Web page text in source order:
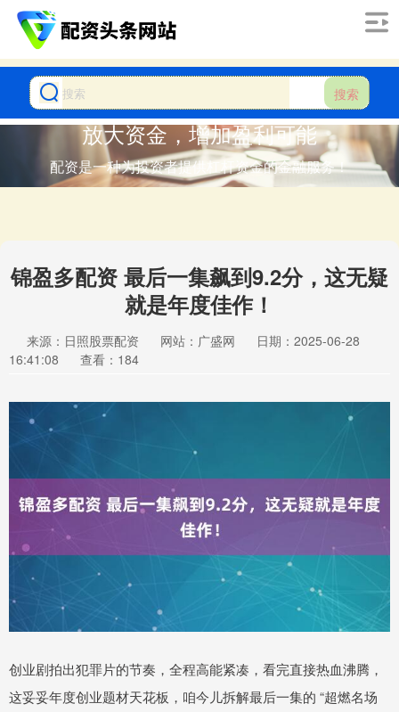
搜索
放大资金，增加盈利可能
配资是一种为投资者提供杠杆资金的金融服务！
锦盈多配资 最后一集飙到9.2分，这无疑
就是年度佳作！
来源：日照股票配资 网站：广盛网
日期：2025-06-28
16:41:08
查看：184
创业剧拍出犯罪片的节奏，全程高能紧凑，看完直接热血沸腾，
这妥妥年度创业题材天花板，咱今儿拆解最后一集的 “超燃名场